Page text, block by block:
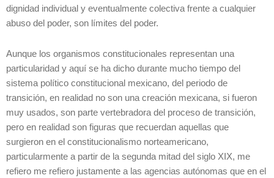
dignidad individual y eventualmente colectiva frente a cualquier
abuso del poder, son límites del poder.
Aunque los organismos constitucionales representan una
particularidad y aquí se ha dicho durante mucho tiempo del
sistema político constitucional mexicano, del periodo de
transición, en realidad no son una creación mexicana, si fueron
muy usados, son parte vertebradora del proceso de transición,
pero en realidad son figuras que recuerdan aquellas que
surgieron en el constitucionalismo norteamericano,
particularmente a partir de la segunda mitad del siglo XIX, me
refiero me refiero justamente a las agencias autónomas que en el